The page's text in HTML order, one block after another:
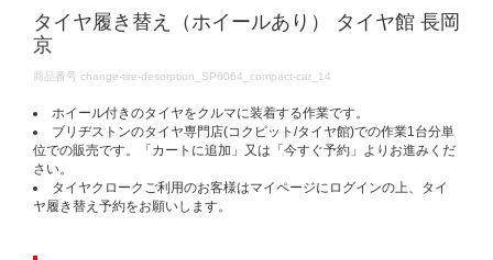
タイヤ履き替え（ホイールあり） タイヤ館 長岡
京
DETAILS
商品番号 change-tire-desorption_SP6064_compact-car_14
ホイール付きのタイヤをクルマに装着する作業です。
ブリヂストンのタイヤ専門店(コクピット/タイヤ館)での作業1台分単
位での販売です。「カートに追加」又は「今すぐ予約」よりお進みくだ
さい。
タイヤクロークご利用のお客様はマイページにログインの上、タイ
ヤ履き替え予約をお願いします。